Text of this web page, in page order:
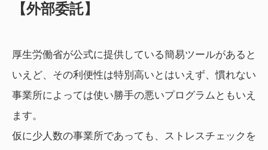
【外部委託】
厚生労働省が公式に提供している簡易ツールがあると
いえど、その利便性は特別高いとはいえず、慣れない
事業所によっては使い勝手の悪いプログラムともいえ
ます。
仮に少人数の事業所であっても、ストレスチェックを